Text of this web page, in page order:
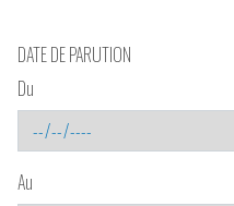
DATE DE PARUTION
Du
Au